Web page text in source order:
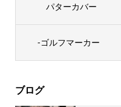
パターカバー
-ゴルフマーカー
ブログ